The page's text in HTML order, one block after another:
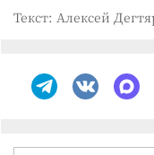
Текст: Алексей